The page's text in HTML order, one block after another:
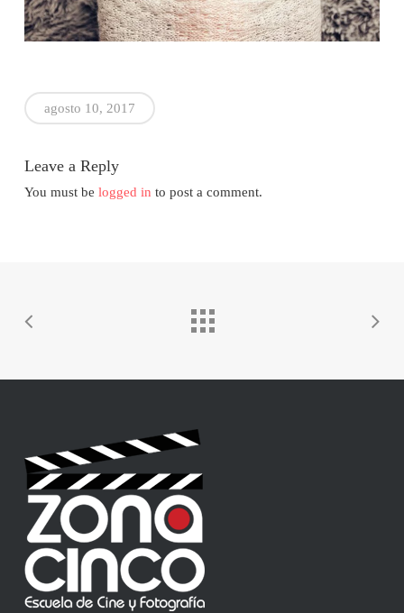
agosto 10, 2017
Leave a Reply
You must be logged in to post a comment.